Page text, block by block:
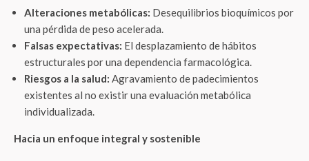
Alteraciones metabólicas: Desequilibrios bioquímicos por
una pérdida de peso acelerada.
Falsas expectativas: El desplazamiento de hábitos
estructurales por una dependencia farmacológica.
Riesgos a la salud: Agravamiento de padecimientos
existentes al no existir una evaluación metabólica
individualizada.
Hacia un enfoque integral y sostenible